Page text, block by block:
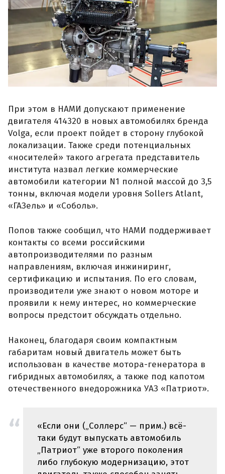
При этом в НАМИ допускают применение
двигателя 414320 в новых автомобилях бренда
Volga, если проект пойдет в сторону глубокой
локализации. Также среди потенциальных
«носителей» такого агрегата представитель
института назвал легкие коммерческие
автомобили категории N1 полной массой до 3,5
тонны, включая модели уровня Sollers Atlant,
«ГАЗель» и «Соболь».
Попов также сообщил, что НАМИ поддерживает
контакты со всеми российскими
автопроизводителями по разным
направлениям, включая инжиниринг,
сертификацию и испытания. По его словам,
производители уже знают о новом моторе и
проявили к нему интерес, но коммерческие
вопросы предстоит обсуждать отдельно.
Наконец, благодаря своим компактным
габаритам новый двигатель может быть
использован в качестве мотора-генератора в
гибридных автомобилях, а также под капотом
отечественного внедорожника УАЗ «Патриот».
«Если они („Соллерс“ — прим.) всё-
таки будут выпускать автомобиль
„Патриот“ уже второго поколения
либо глубокую модернизацию, этот